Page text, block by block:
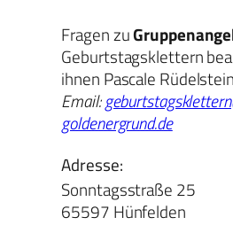
Fragen zu
Geburtstagsklettern
ihnen Pascale
Email:
goldenergrund.de
Adresse:
Sonntagsstraße 25
65597 Hünfelden